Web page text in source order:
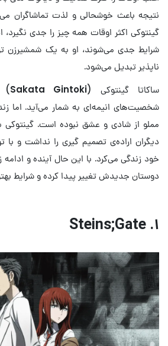
نتیجه باعث خوشحالی و لذت تماشاگران
گینتوکی اکثر اوقات همه چیز را جدی نگیرد،
شرایط جدی می‌شوند، او به یک
ناپذیر تبدیل می‌شود.
ساکاتا گینتوکی (Sakata Gintoki
)
شخصیت‌های انیمه‌ای به شمار می‌آید. اما
مملو از شادی و عشق نبوده است. گینتوکی
دیگران اراده‌ی تصمیم گیری را نداشت و با
خود زندگی می‌کرد. با این حال آینده و ادامه
دوستان جدیدش تغییر پیدا کرده و شرایط
۱. Steins;Gate